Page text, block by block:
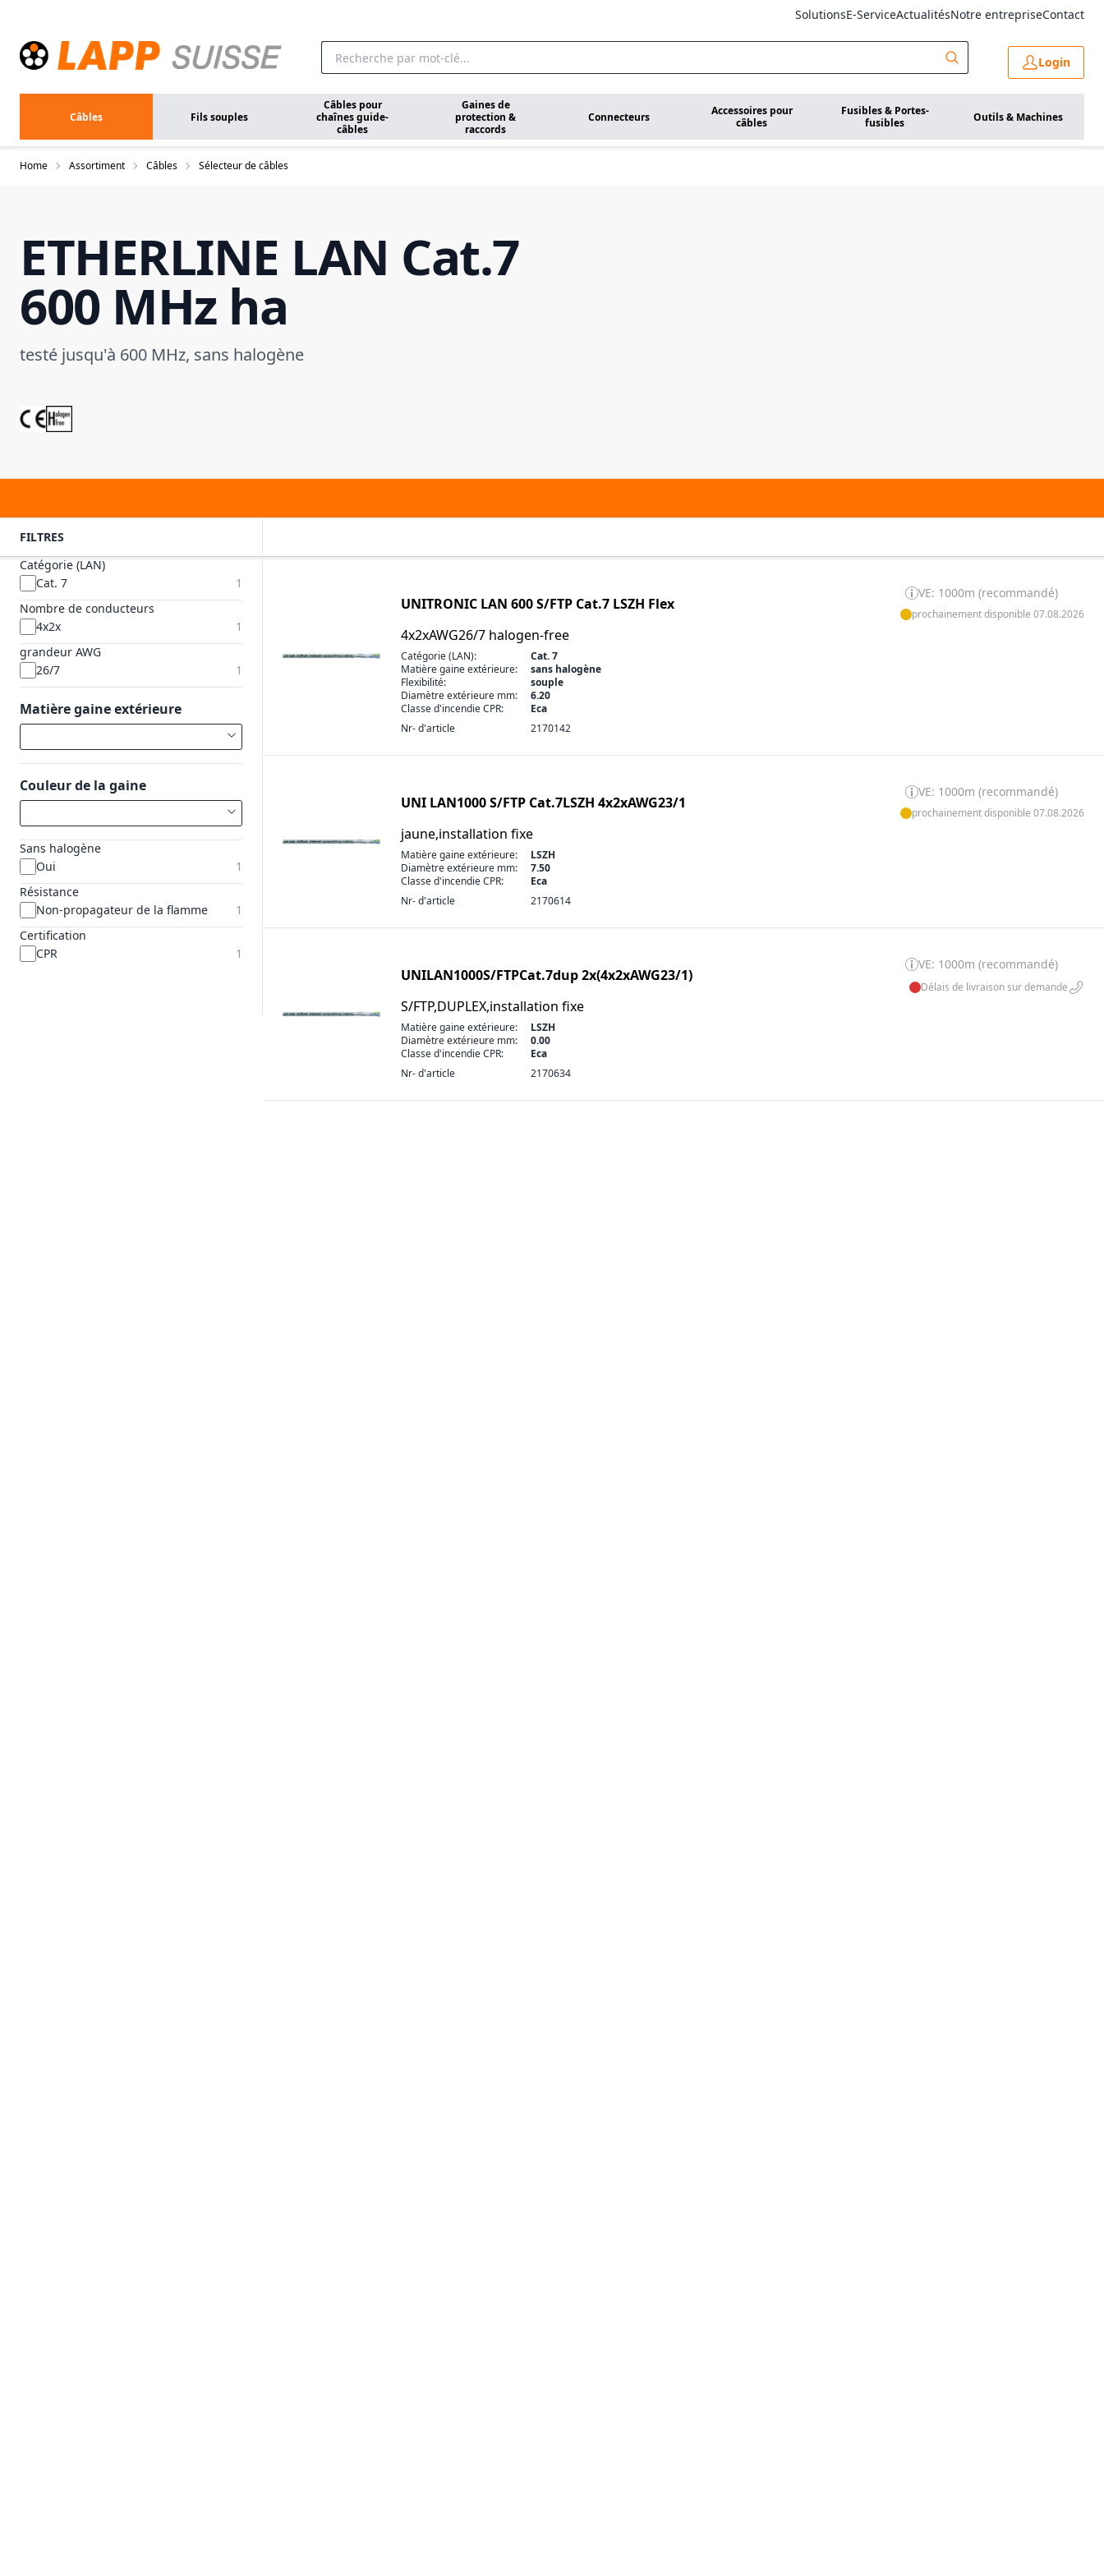
SolutionsE-ServiceActualitésNotre entrepriseContact
Login
Câbles Fils souples
Câbles pour
chaînes guide-
câbles
Gaines de
protection &
raccords
Connecteurs
Accessoires pour
câbles
Fusibles & Portes-
fusibles
Outils & Machines
Home Assortiment Câbles Sélecteur de câbles
ETHERLINE LAN Cat.7
600 MHz ha
testé jusqu'à 600 MHz, sans halogène
UNITRONIC LAN 600 S/FTP Cat.7 LSZH Flex
4x2xAWG26/7 halogen-free
Catégorie (LAN):
Cat. 7
Matière gaine extérieure:
sans halogène
Flexibilité:
souple
Diamètre extérieure mm:
6.20
Classe d'incendie CPR:
Eca
Nr- d'article
2170142
VE: 1000m (recommandé)
prochainement disponible 07.08.2026
UNI LAN1000 S/FTP Cat.7LSZH 4x2xAWG23/1
jaune,installation fixe
Matière gaine extérieure:
LSZH
Diamètre extérieure mm:
7.50
Classe d'incendie CPR:
Eca
Nr- d'article
2170614
VE: 1000m (recommandé)
prochainement disponible 07.08.2026
UNILAN1000S/FTPCat.7dup 2x(4x2xAWG23/1)
S/FTP,DUPLEX,installation fixe
Matière gaine extérieure:
LSZH
Diamètre extérieure mm:
0.00
Classe d'incendie CPR:
Eca
Nr- d'article
2170634
VE: 1000m (recommandé)
Délais de livraison sur demande
FILTRES
Catégorie (LAN)
Cat. 7
1
Nombre de conducteurs
4x2x
1
grandeur AWG
26/7
1
Matière gaine extérieure
Couleur de la gaine
Sans halogène
Oui
1
Résistance
Non-propagateur de la flamme
1
Certification
CPR
1